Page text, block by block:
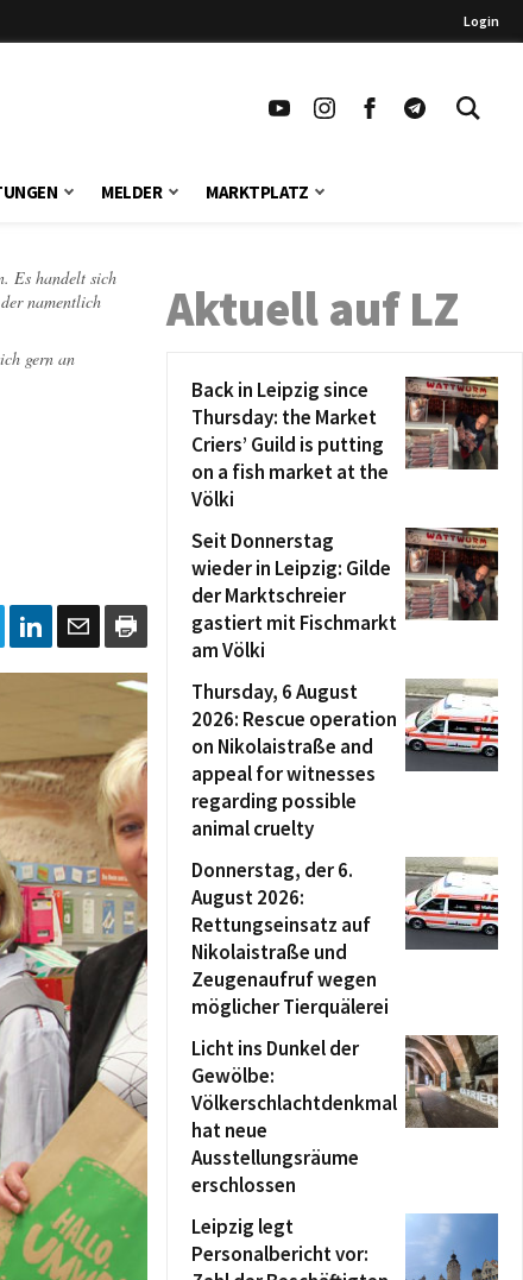
Login
MELDER MARKTPLATZ
Es handelt sich
namentlich
gern an
Aktuell auf LZ
Back in Leipzig since
Thursday: the Market
Criers’ Guild is putting
on a fish market at the
Völki
Seit Donnerstag
wieder in Leipzig: Gilde
der Marktschreier
gastiert mit Fischmarkt
am Völki
Thursday, 6 August
2026: Rescue operation
on Nikolaistraße and
appeal for witnesses
regarding possible
animal cruelty
Donnerstag, der 6.
August 2026:
Rettungseinsatz auf
Nikolaistraße und
Zeugenaufruf wegen
möglicher Tierquälerei
Licht ins Dunkel der
Gewölbe:
Völkerschlachtdenkmal
hat neue
Ausstellungsräume
erschlossen
Leipzig legt
Personalbericht vor: